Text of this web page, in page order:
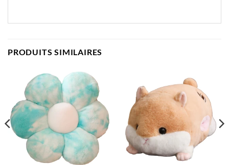
PRODUITS SIMILAIRES